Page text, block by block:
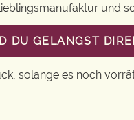
und
DU GELANGST
solange es noch